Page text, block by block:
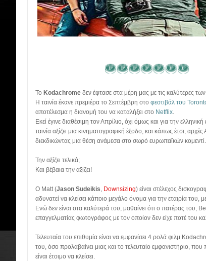
Το Kodachrome δεν έφτασε στα μέρη μας με τις καλύτερες
Η ταινία έκανε πρεμιέρα το Σεπτέμβρη στο φεστιβάλ του
αποτέλεσμα η διανομή του να καταλήξει στο Netflix.
Εκεί έγινε διαθέσιμη τον Απρίλιο, όχι όμως και για την
ταινία αξίζει μια κινηματογραφική έξοδο, και κάπως έτσι,
διεκδικώντας μια θέση ανάμεσα στο σωρό ευρωπαϊκών κομεντί.
Την αξίζει τελικά;
Και βέβαια την αξίζει!
Ο Matt (Jason Sudeikis, Downsizing) είναι στέλεχος
αδυνατεί να κλείσει κάποιο μεγάλο όνομα για την εταιρία του,
Ενώ δεν είναι στα καλύτερά του, μαθαίνει ότι ο πατέρας του,
επαγγελματίας φωτογράφος με τον οποίον δεν είχε ποτέ του
Τελευταία του επιθυμία είναι να εμφανίσει 4 ρολά φιλμ
του, όσο προλαβαίνει μιας και το τελευταίο εμφανιστήριο,
είναι έτοιμο να κλείσει.